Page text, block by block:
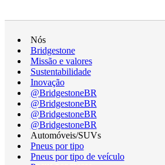
Nós
Bridgestone
Missão e valores
Sustentabilidade
Inovação
@BridgestoneBR
@BridgestoneBR
@BridgestoneBR
@BridgestoneBR
Automóveis/SUVs
Pneus por tipo
Pneus por tipo de veículo